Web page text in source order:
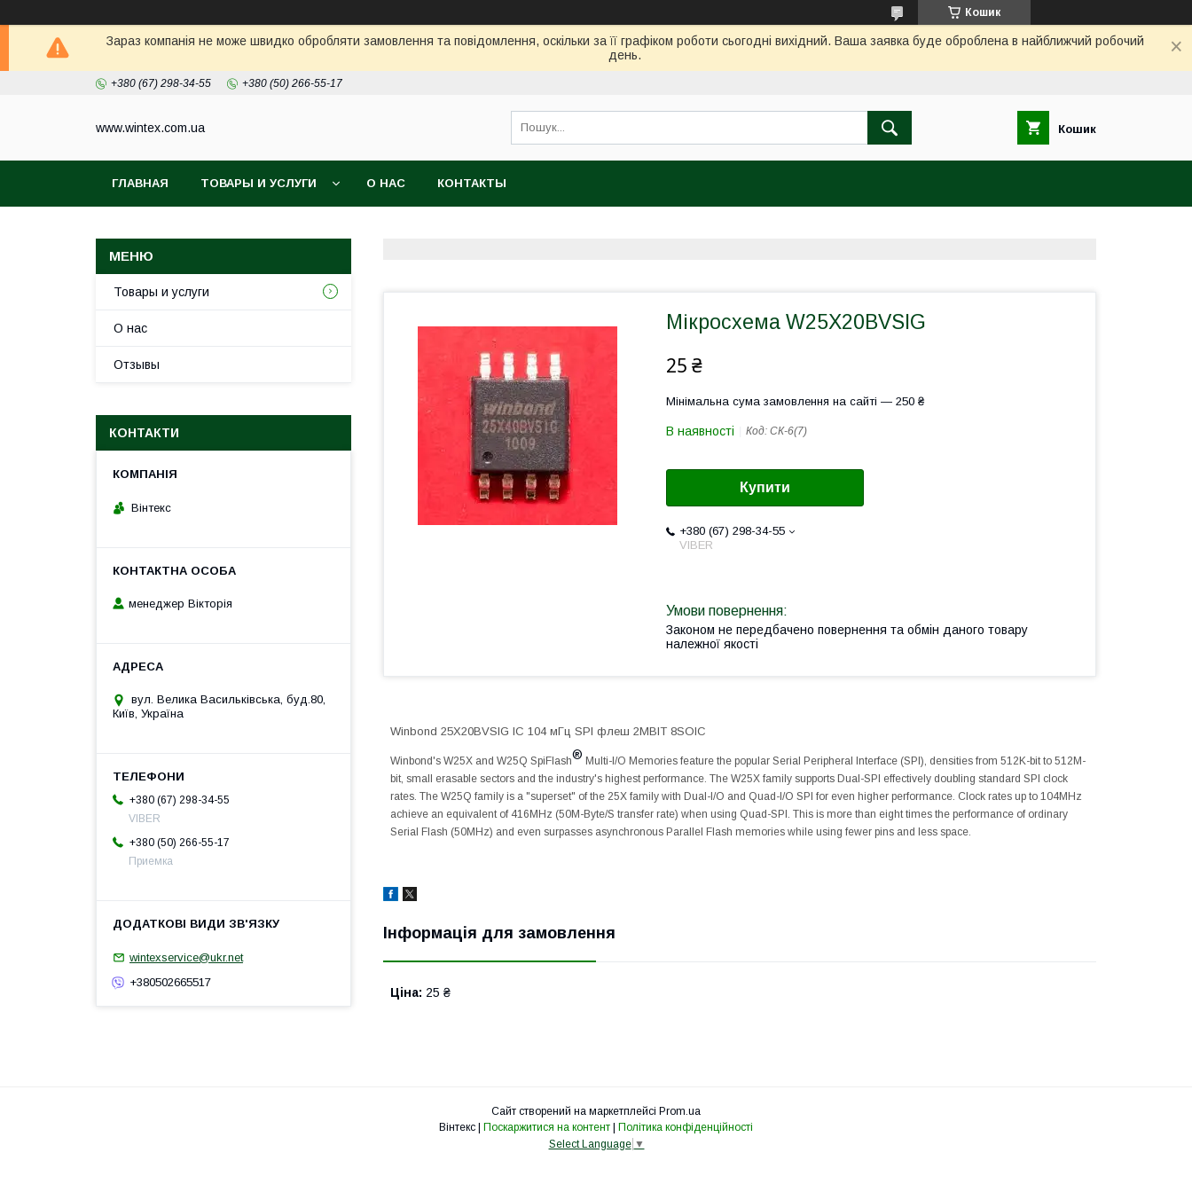
Кошик
Зараз компанія не може швидко обробляти замовлення та повідомлення, оскільки за її графіком роботи сьогодні вихідний. Ваша заявка буде оброблена в найближчий робочий
день.
+380 (67) 298-34-55 +380 (50) 266-55-17
www.wintex.com.ua Кошик
ГЛАВНАЯ ТОВАРЫ И УСЛУГИ О НАС КОНТАКТЫ
Мікросхема W25X20BVSIG
25 ₴
Мінімальна сума замовлення на сайті — 250 ₴
В наявності Код: СК-6(7)
Купити
+380 (67) 298-34-55
VIBER
Законом не передбачено повернення та обмін даного товару
належної якості
Winbond 25X20BVSIG IC 104 мГц SPI флеш 2MBIT 8SOIC
Winbond's W25X and W25Q SpiFlash® Multi-I/O Memories feature the popular Serial Peripheral Interface (SPI), densities from 512K-bit to 512M-
bit, small erasable sectors and the industry's highest performance. The W25X family supports Dual-SPI effectively doubling standard SPI clock
rates. The W25Q family is a "superset" of the 25X family with Dual-I/O and Quad-I/O SPI for even higher performance. Clock rates up to 104MHz
achieve an equivalent of 416MHz (50M-Byte/S transfer rate) when using Quad-SPI. This is more than eight times the performance of ordinary
Serial Flash (50MHz) and even surpasses asynchronous Parallel Flash memories while using fewer pins and less space.
Інформація для замовлення
Ціна: 25 ₴
Товары и услуги
О нас
Отзывы
КОНТАКТИ
Вінтекс
менеджер Вікторія
вул. Велика Васильківська, буд.80,
Київ, Україна
+380 (67) 298-34-55
VIBER
+380 (50) 266-55-17
Приемка
wintexservice@ukr.net
+380502665517
Сайт створений на маркетплейсі Prom.ua
Поскаржитися на контент
Політика конфіденційності
Select Language ▼